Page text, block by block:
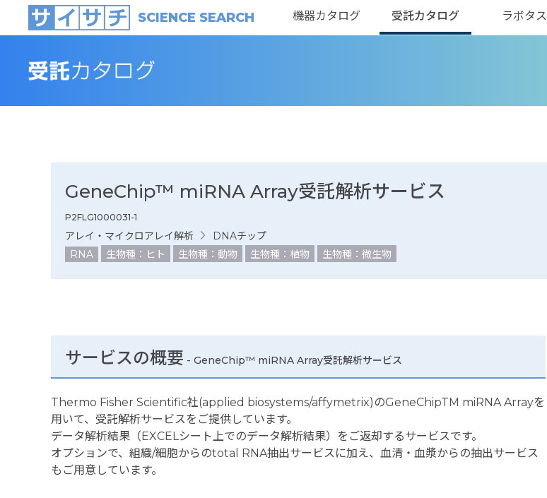
SCIENCE SEARCH 機器カタログ 受託カタログ ラボタス
GeneChip™ miRNA Array受託解析サービス
P2FLG1000031-1
アレイ・マイクロアレイ解析
DNAチップ
RNA
生物種：ヒト 生物種：動物 生物種：植物 生物種：微生物
サービスの概要 - GeneChip™ miRNA Array受託解析サービス
Thermo Fisher Scientific社(applied biosystems/affymetrix)のGeneChipTM miRNA Arrayを
用いて、受託解析サービスをご提供しています。
データ解析結果（EXCELシート上でのデータ解析結果）をご返却するサービスです。
オプションで、組織/細胞からのtotal RNA抽出サービスに加え、血清・血漿からの抽出サービス
もご用意しています。